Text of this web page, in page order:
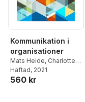
Kommunikation i
organisationer
Mats Heide, Charlotte
Simonsson,
Johansson
Häftad, 2021
560 kr